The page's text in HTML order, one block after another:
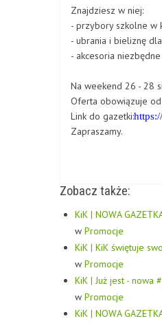
Znajdziesz w niej:
- przybory szkolne w
- ubrania i bieliznę
- akcesoria niezbędne
Na weekend 26 - 28
Oferta obowiązuje
Link do gazetki:
Zapraszamy.
Zobacz także:
KiK | NOWA
w Promocje
KiK | KiK świętuje
w Promocje
KiK | Już jest - nowa
w Promocje
KiK | NOWA